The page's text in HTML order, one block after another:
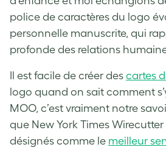
police de caractères du logo
personnelle manuscrite, qui
profonde des relations
Il est facile de créer des cartes
logo quand on sait comment
MOO, c’est vraiment notre
que New York Times
désignés comme le meilleur